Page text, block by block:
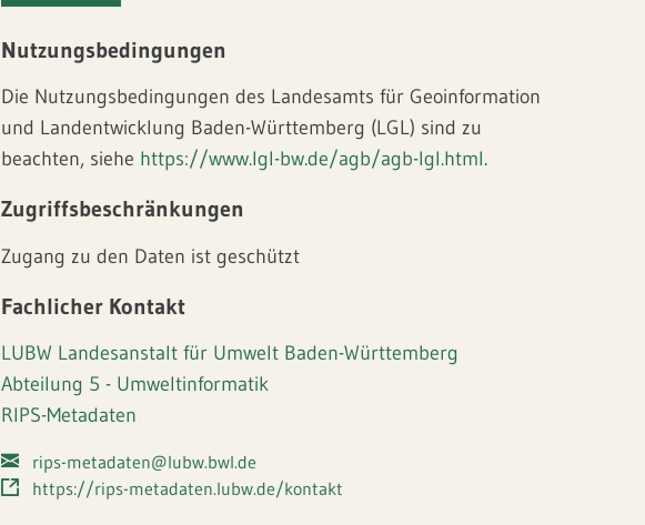
Nutzungsbedingungen
Die Nutzungsbedingungen des Landesamts für Geoinformation
und Landentwicklung Baden-Württemberg (LGL) sind zu
beachten, siehe https://www.lgl-bw.de/agb/agb-lgl.html.
Zugriffsbeschränkungen
Zugang zu den Daten ist geschützt
Fachlicher Kontakt
LUBW Landesanstalt für Umwelt Baden-Württemberg
Abteilung 5 - Umweltinformatik
RIPS-Metadaten
rips-metadaten@lubw.bwl.de
https://rips-metadaten.lubw.de/kontakt